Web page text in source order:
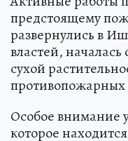
предстоящему
развернулись в
властей,
сухой
Особое внимание
которое